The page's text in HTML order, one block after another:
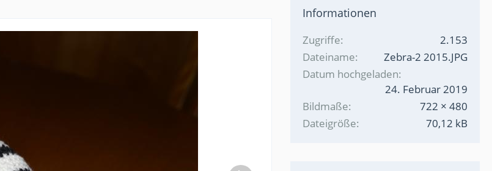
Informationen
Zugriffe
2.153
Dateiname
Zebra-2 2015.JPG
Datum hochgeladen
24. Februar 2019
Bildmaße
722 × 480
Dateigröße
70,12 kB